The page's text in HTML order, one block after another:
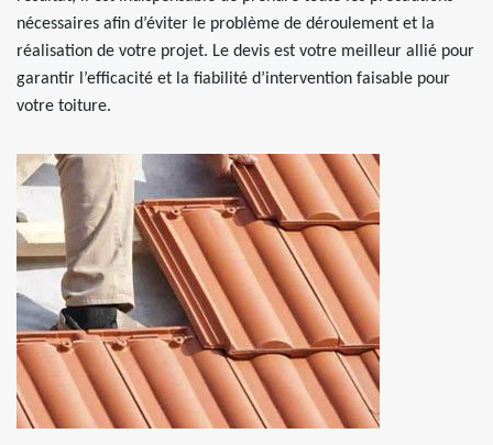
nécessaires afin d’éviter le problème de déroulement et la
réalisation de votre projet. Le devis est votre meilleur allié pour
garantir l’efficacité et la fiabilité d’intervention faisable pour
votre toiture.